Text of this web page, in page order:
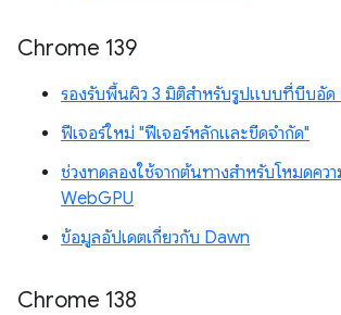
Chrome 139
รองรับพื้นผิว 3 มิติสำหรับรูปแบบที่บีบอัด
ฟีเจอร์ใหม่ "ฟีเจอร์หลักและขีดจำกัด"
ช่วงทดลองใช้จากต้นทางสำหรับโหมดควา
WebGPU
ข้อมูลอัปเดตเกี่ยวกับ Dawn
Chrome 138